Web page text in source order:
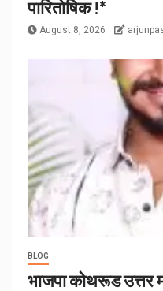
पारितोषिक !*
August 8, 2026
BLOG
भाजपा कोथरूड उत्तर